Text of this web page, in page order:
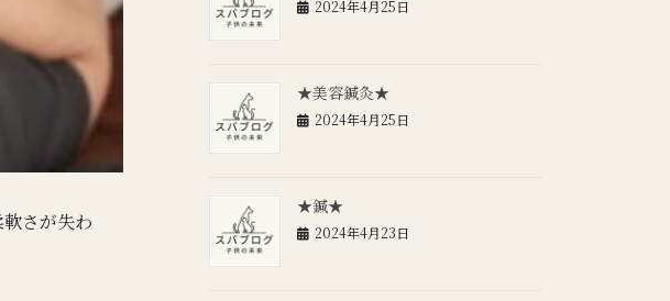
さが失わ
2024年4月25日
★美容鍼灸★
2024年4月25日
★鍼★
2024年4月23日